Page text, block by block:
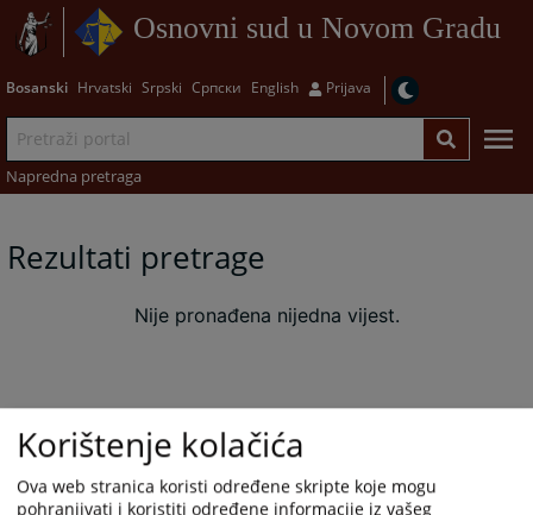
Osnovni sud u Novom Gradu
Bosanski Hrvatski Srpski Српски English Prijava
Napredna pretraga
Rezultati pretrage
Nije pronađena nijedna vijest.
Korištenje kolačića
Ova web stranica koristi određene skripte koje mogu
pohranjivati i koristiti određene informacije iz vašeg